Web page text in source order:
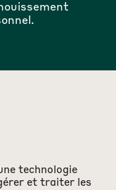
technologie
et traiter les